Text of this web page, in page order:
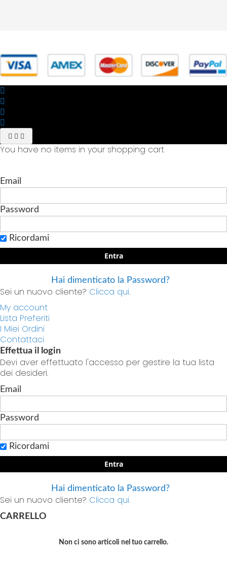
You have no items in your shopping cart
Email
Password
Ricordami
Entra
Hai dimenticato la Password?
Sei un nuovo cliente? Clicca qui.
My account
Lista Preferiti
I Miei Ordini
Contattaci
Effettua il login
Devi aver effettuato l'accesso per gestire la tua lista
dei desideri.
Email
Password
Ricordami
Entra
Hai dimenticato la Password?
Sei un nuovo cliente? Clicca qui.
CARRELLO
Non ci sono articoli nel tuo carrello.